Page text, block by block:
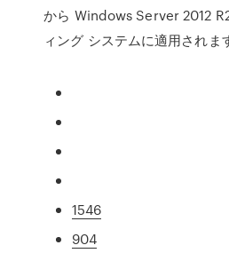
から Windows Server 2012
ィング システムに適用されま
1546
904